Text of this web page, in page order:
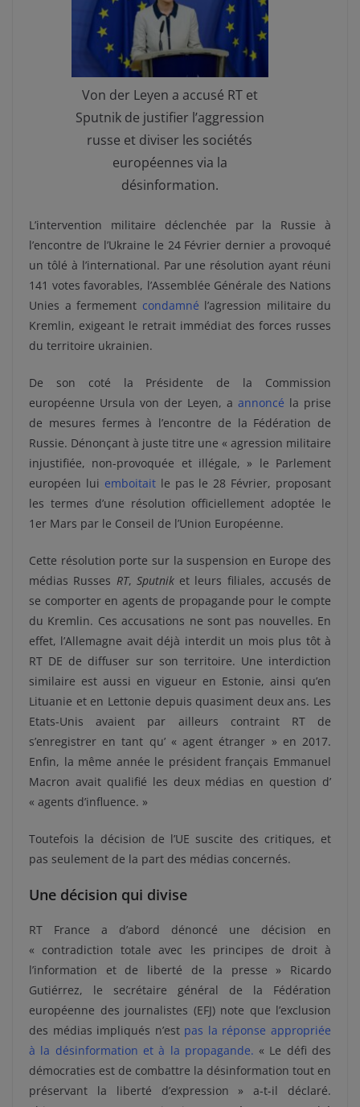
Von der Leyen a accusé RT et
Sputnik de justifier l’aggression
russe et diviser les sociétés
européennes via la
désinformation.
L’intervention militaire déclenchée par la Russie à
l’encontre de l’Ukraine le 24 Février dernier a provoqué
un tôlé à l’international. Par une résolution ayant réuni
141 votes favorables, l’Assemblée Générale des Nations
Unies a fermement condamné l’agression militaire du
Kremlin, exigeant le retrait immédiat des forces russes
du territoire ukrainien.
De son coté la Présidente de la Commission
européenne Ursula von der Leyen, a annoncé la prise
de mesures fermes à l’encontre de la Fédération de
Russie. Dénonçant à juste titre une « agression militaire
injustifiée, non-provoquée et illégale, » le Parlement
européen lui emboitaitle pas le 28 Février, proposant
les termes d’une résolution officiellement adoptée le
1er Mars par le Conseil de l’Union Européenne.
Cette résolution porte sur la suspension en Europe des
médias Russes RT, Sputniket leurs filiales, accusés de
se comporter en agents de propagande pour le compte
du Kremlin. Ces accusations ne sont pas nouvelles. En
effet, l’Allemagne avait déjà interdit un mois plus tôt à
RT DE de diffuser sur son territoire. Une interdiction
similaire est aussi en vigueur en Estonie, ainsi qu’en
Lituanie et en Lettonie depuis quasiment deux ans. Les
Etats-Unis avaient par ailleurs contraint RT de
s’enregistrer en tant qu’ « agent étranger » en 2017.
Enfin, la même année le président français Emmanuel
Macron avait qualifié les deux médias en question d’
« agents d’influence. »
Toutefois la décision de l’UE suscite des critiques, et
pas seulement de la part des médias concernés.
Une décision qui divise
RT France a d’abord dénoncé une décision en
« contradiction totale avec les principes de droit à
l’information et de liberté de la presse » Ricardo
Gutiérrez, le secrétaire général de la Fédération
européenne des journalistes (EFJ) note que l’exclusion
des médias impliqués n’estpas la réponse appropriée
à la désinformation et à la propagande. « Le défi des
démocraties est de combattre la désinformation tout en
préservant la liberté d’expression » a-t-il déclaré.